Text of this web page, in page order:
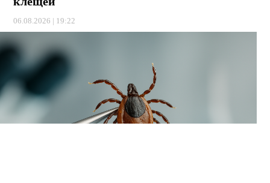
06.08.2026 | 19:22